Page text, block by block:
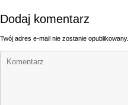
Dodaj komentarz
Twój adres e-mail nie zostanie opublikowany.